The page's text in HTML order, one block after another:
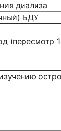
диализа
БДУ
(пересмотр